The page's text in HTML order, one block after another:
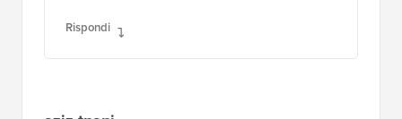
Rispondi